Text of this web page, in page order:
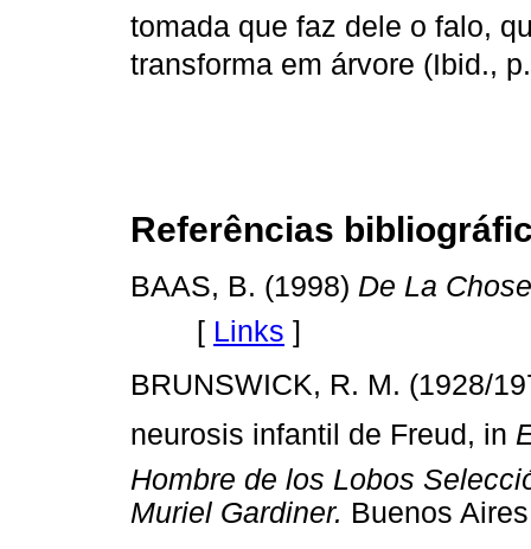
tomada que faz dele o falo,
transforma em árvore (Ibid.,
Referências
BAAS, B. (1998) De La
[ Links ]
BRUNSWICK, R. M. (1928/
neurosis infantil de Freud, in
Hombre de los Lobos
Muriel Gardiner. Buenos